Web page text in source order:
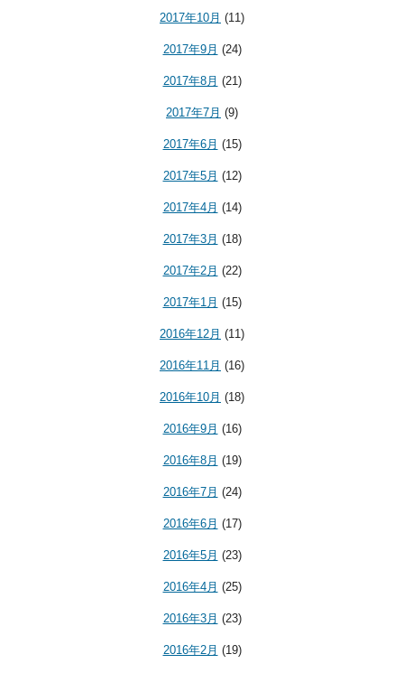
2017年10月 (11)
2017年9月 (24)
2017年8月 (21)
2017年7月 (9)
2017年6月 (15)
2017年5月 (12)
2017年4月 (14)
2017年3月 (18)
2017年2月 (22)
2017年1月 (15)
2016年12月 (11)
2016年11月 (16)
2016年10月 (18)
2016年9月 (16)
2016年8月 (19)
2016年7月 (24)
2016年6月 (17)
2016年5月 (23)
2016年4月 (25)
2016年3月 (23)
2016年2月 (19)